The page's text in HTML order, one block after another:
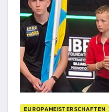
EUROPAMEISTERSCHAFTEN